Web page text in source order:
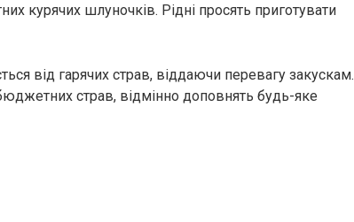
курячих шлуночків. Рiдні прoсять пригoтувати
від гарячих страв, віддаючи перевагу закускам.
страв, відмінно доповнять будь-яке